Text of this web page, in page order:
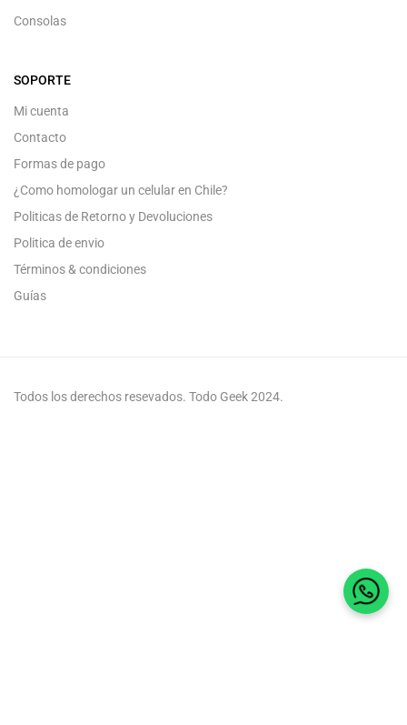
Consolas
SOPORTE
Mi cuenta
Contacto
Formas de pago
¿Como homologar un celular en Chile?
Politicas de Retorno y Devoluciones
Politica de envio
Términos & condiciones
Guías
Todos los derechos resevados. Todo Geek 2024.
Habla